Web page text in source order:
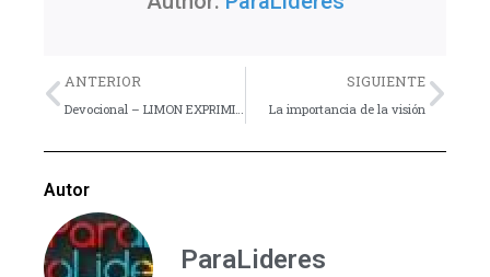
Previo
ANTERIOR
Devocional – LIMON EXPRIMIDO
SIGUIENTE
La importancia de la visión
Autor
ParaLideres